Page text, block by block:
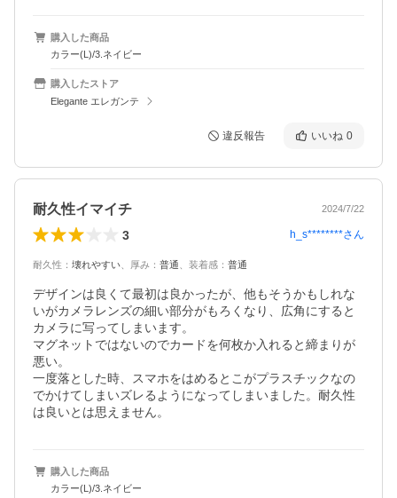
購入した商品
カラー(L)/3.ネイビー
購入したストア
Elegante エレガンテ
違反報告 いいね 0
耐久性イマイチ 2024/7/22
3 h_s********さん
耐久性 ： 壊れやすい 厚み ： 普通 装着感 ： 普通
デザインは良くて最初は良かったが、他もそうかもしれな
いがカメラレンズの細い部分がもろくなり、広角にすると
カメラに写ってしまいます。
マグネットではないのでカードを何枚か入れると締まりが
悪い。
一度落とした時、スマホをはめるとこがプラスチックなの
でかけてしまいズレるようになってしまいました。耐久性
は良いとは思えません。
購入した商品
カラー(L)/3.ネイビー